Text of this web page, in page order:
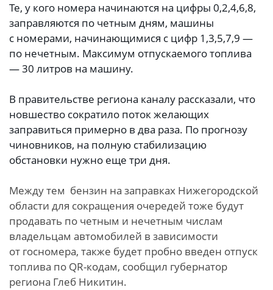
Те, у кого номера начинаются на цифры 0,2,4,6,8,
заправляются по четным дням, машины
с номерами, начинающимися с цифр 1,3,5,7,9 —
по нечетным. Максимум отпускаемого топлива
— 30 литров на машину.
В правительстве региона каналу рассказали, что
новшество сократило поток желающих
заправиться примерно в два раза. По прогнозу
чиновников, на полную стабилизацию
обстановки нужно еще три дня.
Между тем бензин на заправках Нижегородской
области для сокращения очередей тоже будут
продавать по четным и нечетным числам
владельцам автомобилей в зависимости
от госномера, также будет пробно введен отпуск
топлива по QR-кодам, сообщил губернатор
региона Глеб Никитин.